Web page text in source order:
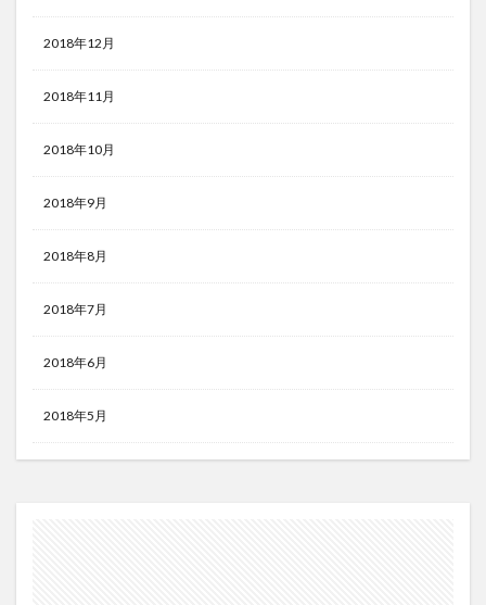
2018年12月
2018年11月
2018年10月
2018年9月
2018年8月
2018年7月
2018年6月
2018年5月